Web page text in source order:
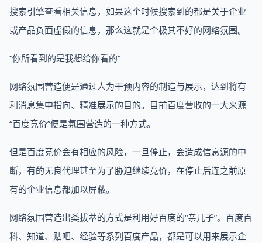
搜索引擎查看相关信息，如果这个时候搜索到的都是关于企业
或产品负面虚假的信息，那么这就是个极其不好的网络氛围。
“你所看到的是我想给你看的”
网络氛围营造便是通过人为干预内容的制造与展示，达到将有
利消息集中指向、精准展示的目的。目前百度营收的一大来源
“百度竞价”便是氛围营造的一种方式。
但是百度竞价会有相应的风险，一旦停止，会造成信息源的中
断，有的无良代理甚至为了胁迫继续竞价，在停止后连之前原
有的企业信息都加以屏蔽。
网络氛围营造出类拔萃的方式是利用好百度的“亲儿子”。百度百
科、知道、贴吧、经验等系列百度产品，都是可以用来展示企